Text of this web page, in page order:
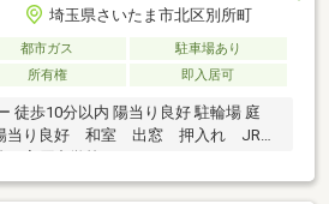
埼玉県さいたま市北区別所町
都市ガス
駐車場あり
所有権 即入居可
徒歩10分以内 陽当り良好 駐輪場 庭
当り良好 和室 出窓 押入れ JR高
宮原中学校